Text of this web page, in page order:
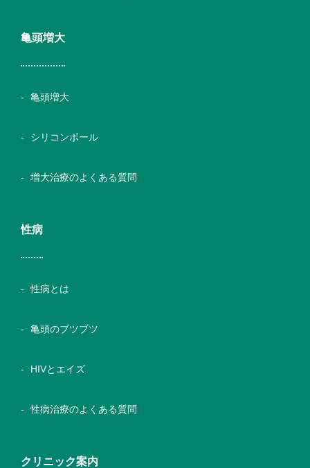
亀頭増大
亀頭増大
シリコンボール
増大治療のよくある質問
性病
性病とは
亀頭のブツブツ
HIVとエイズ
性病治療のよくある質問
クリニック案内